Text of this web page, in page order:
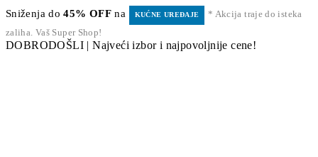
Sniženja do45% OFF na KUĆNE UREĐAJE
* Akcija traje do isteka
zaliha. Vaš Super Shop!
DOBRODOŠLI | Najveći izbor i najpovoljnije cene!